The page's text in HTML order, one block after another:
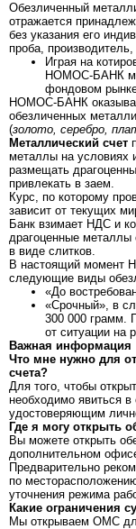
Обезличенный
отражается
без указания его
проба,
Играя на
НОМОС-БАНК
фондовом
НОМОС-БАНК
обезличенных
(золото, серебро,
Металлический счет
металлы на условиях
размещать
привлекать в заем.
Курс, по которому
зависит от текущих
Банк взимает НДС и
драгоценные металлы
в виде слитков.
В настоящий момент
следующие виды
«До
«Срочный», в
300 000 грамм.
от ситуации на
Важная информация
Что мне нужно для
счета?
Для того, чтобы
необходимо явиться
удостоверяющим
Где я могу открыть
Вы можете открыть
дополнительном
Предварительно
по
уточнения режима
Какие ограничения
Мы открываем ОМС